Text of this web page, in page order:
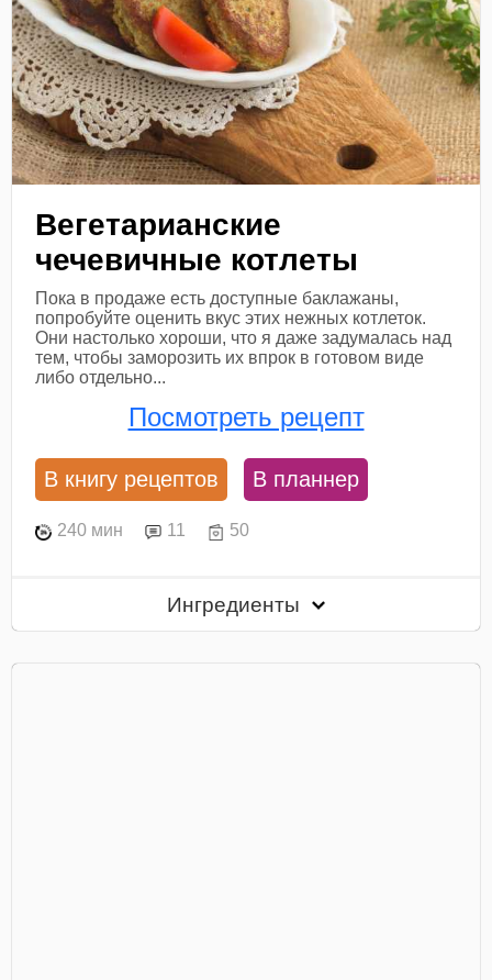
Вегетарианские
чечевичные котлеты
Пока в продаже есть доступные баклажаны,
попробуйте оценить вкус этих нежных котлеток.
Они настолько хороши, что я даже задумалась над
тем, чтобы заморозить их впрок в готовом виде
либо отдельно...
Посмотреть рецепт
В книгу рецептов В планнер
240 мин 11 50
Ингредиенты